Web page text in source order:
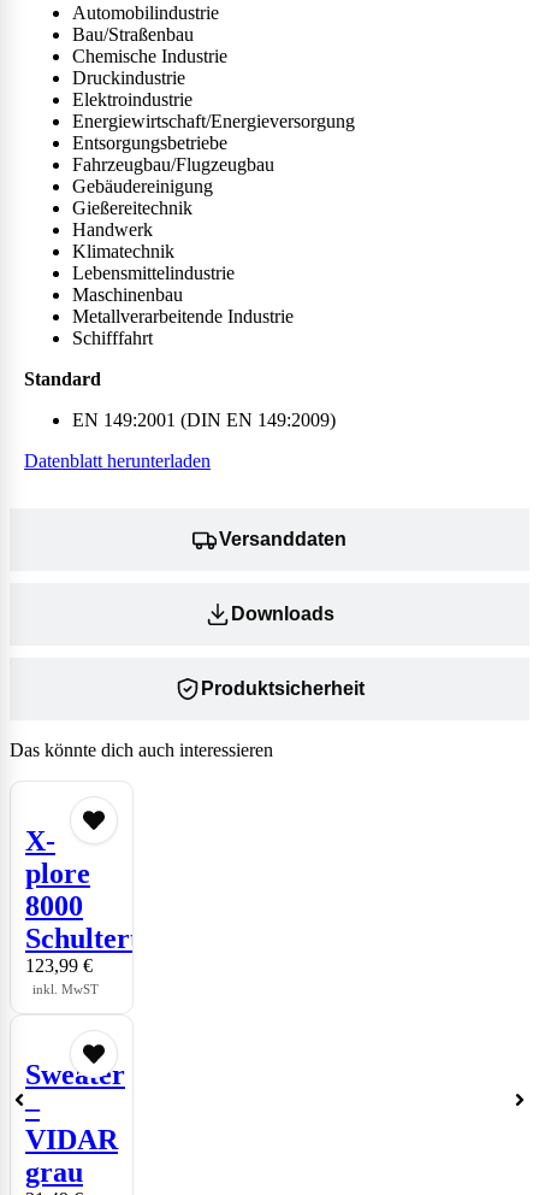
Versanddaten
Downloads
Produktsicherheit
Automobilindustrie
Bau/Straßenbau
Chemische Industrie
Druckindustrie
Elektroindustrie
Energiewirtschaft/Energieversorgung
Entsorgungsbetriebe
Fahrzeugbau/Flugzeugbau
Gebäudereinigung
Gießereitechnik
Handwerk
Klimatechnik
Lebensmittelindustrie
Maschinenbau
Metallverarbeitende Industrie
Schifffahrt
Standard
EN 149:2001 (DIN EN 149:2009)
Datenblatt herunterladen
Das könnte dich auch interessieren
X-
plore
8000
Schultertragesystem
123,99 €
inkl. MwST
Sweater
–
VIDAR
grau